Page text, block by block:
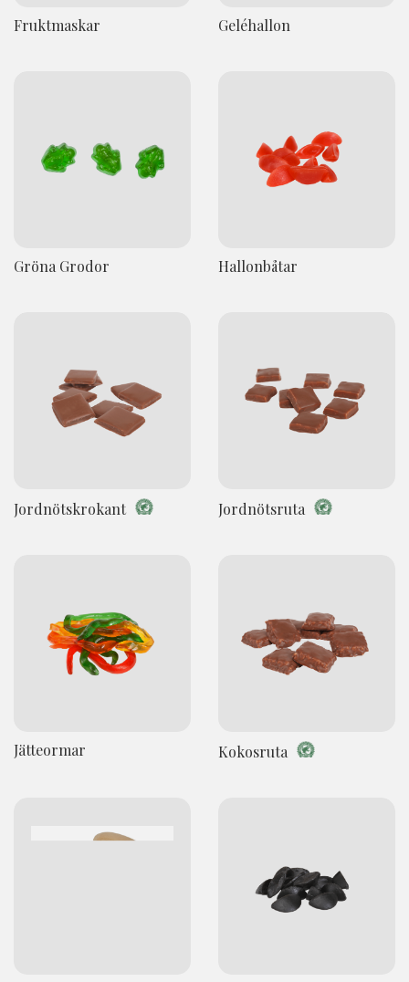
Fruktmaskar Geléhallon
Gröna Grodor Hallonbåtar
Jordnötskrokant Jordnötsruta
Jätteormar Kokosruta